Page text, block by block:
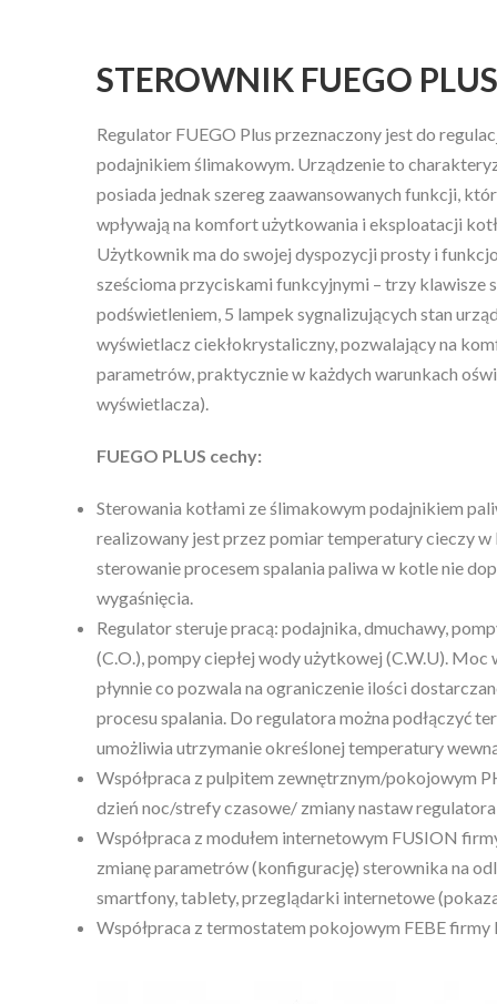
STEROWNIK FUEGO
Regulator FUEGO Plus przeznaczony jest do
podajnikiem ślimakowym. Urządzenie to
posiada jednak szereg zaawansowanych funkcji,
wpływają na komfort użytkowania i eksploatacji
Użytkownik ma do swojej dyspozycji prosty i
sześcioma przyciskami funkcyjnymi – trzy klawisze
podświetleniem, 5 lampek sygnalizujących stan
wyświetlacz ciekłokrystaliczny, pozwalający na
parametrów, praktycznie w każdych warunkach
wyświetlacza).
FUEGO PLUS cechy:
Sterowania kotłami ze ślimakowym podajnikiem
realizowany jest przez pomiar temperatury cieczy
sterowanie procesem spalania paliwa w kotle nie
wygaśnięcia.
Regulator steruje pracą: podajnika, dmuchawy,
(C.O.), pompy ciepłej wody użytkowej (C.W.U).
płynnie co pozwala na ograniczenie ilości
procesu spalania. Do regulatora można podłączyć
umożliwia utrzymanie określonej temperatury
Współpraca z pulpitem zewnętrznym/pokojowym
dzień noc/strefy czasowe/ zmiany nastaw
Współpraca z modułem internetowym FUSION
zmianę parametrów (konfigurację) sterownika na
smartfony, tablety, przeglądarki internetowe
Współpraca z termostatem pokojowym FEBE firmy